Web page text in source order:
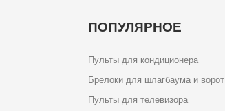
ПОПУЛЯРНОЕ
Пульты для кондиционера
Брелоки для шлагбаума и ворот
Пульты для телевизора